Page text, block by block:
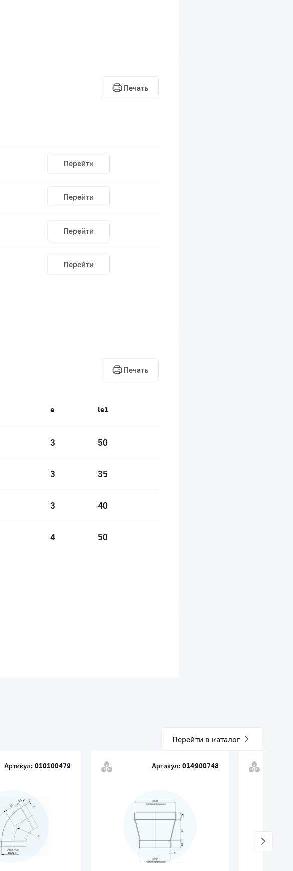
Печать
Перейти
Перейти
Перейти
Перейти
Печать
e le1
3 50
3 35
3 40
4 50
Перейти в каталог
Артикул: 010100479 Артикул: 014900748